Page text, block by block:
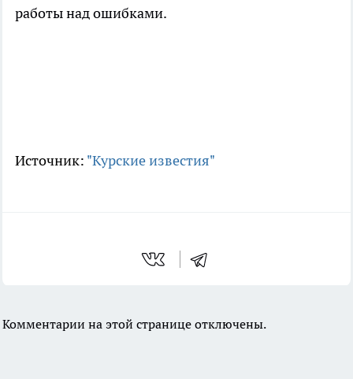
работы над ошибками.
Источник: "Курские известия"
Комментарии на этой странице отключены.